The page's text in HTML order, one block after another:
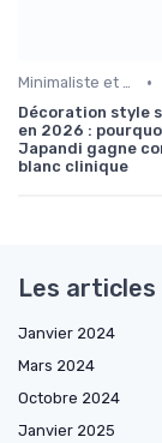
Minimaliste et Épuré •
Décoration style
en 2026 :
Japandi gagne
blanc clinique
Les
Janvier 2024
Mars 2024
Octobre 2024
Janvier 2025